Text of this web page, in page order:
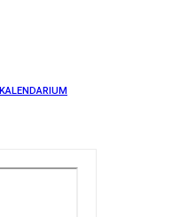
KALENDARIUM